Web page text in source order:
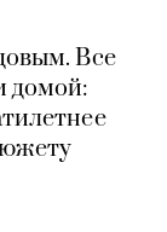
Все
домой: